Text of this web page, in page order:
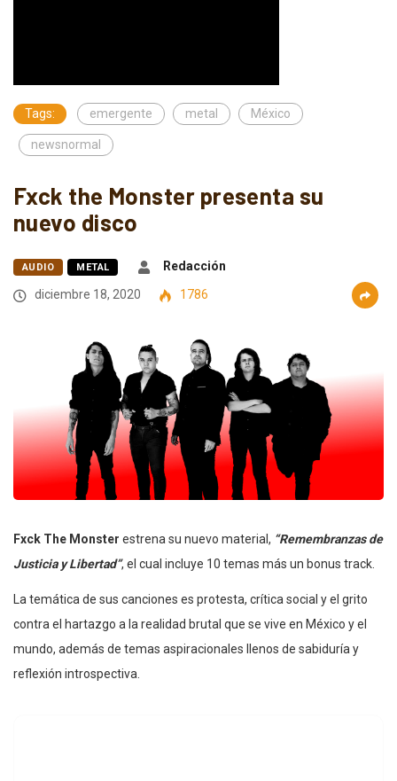
Tags: emergente metal México
newsnormal
Fxck the Monster presenta su
nuevo disco
AUDIO METAL
Redacción
diciembre 18, 2020
1786
Fxck The Monster estrena su nuevo material, “Remembranzas de
Justicia y Libertad”, el cual incluye 10 temas más un bonus track.
La temática de sus canciones es protesta, crítica social y el grito
contra el hartazgo a la realidad brutal que se vive en México y el
mundo, además de temas aspiracionales llenos de sabiduría y
reflexión introspectiva.